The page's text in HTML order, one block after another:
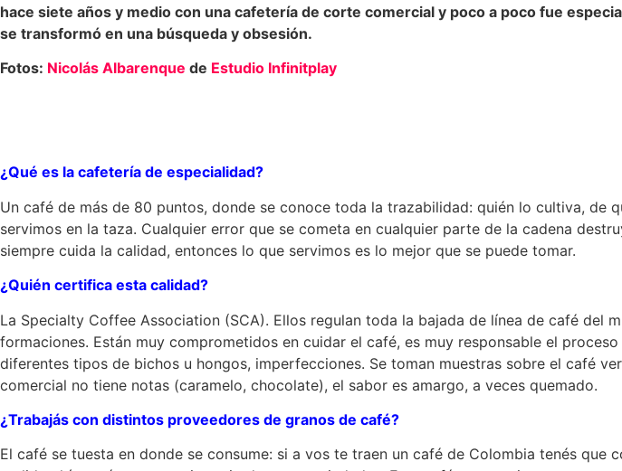
hace siete años y medio con una cafetería de corte comercial y poco a poco fue
se transformó en una búsqueda y obsesión.
Fotos: Nicolás Albarenque de Estudio Infinitplay
¿Qué es la cafetería de especialidad?
Un café de más de 80 puntos, donde se conoce toda la trazabilidad: quién lo cultiva,
servimos en la taza. Cualquier error que se cometa en cualquier parte de la cadena
siempre cuida la calidad, entonces lo que servimos es lo mejor que se puede tomar.
¿Quién certifica esta calidad?
La Specialty Coffee Association (SCA). Ellos regulan toda la bajada de línea de café del
formaciones. Están muy comprometidos en cuidar el café, es muy responsable el
diferentes tipos de bichos u hongos, imperfecciones. Se toman muestras sobre el café
comercial no tiene notas (caramelo, chocolate), el sabor es amargo, a veces quemado.
¿Trabajás con distintos proveedores de granos de café?
El café se tuesta en donde se consume: si a vos te traen un café de Colombia tenés que